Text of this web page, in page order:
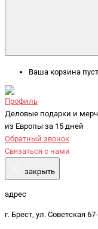
Ваша корзина
Профиль
Деловые подарки и мерч
из Европы за 15 дней
Обратный звонок
Связаться с нами
закрыть
адрес
г. Брест, ул. Советская